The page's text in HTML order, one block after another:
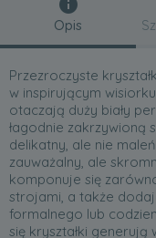
Opis
Przezroczyste
w inspirującym
otaczają duży biały
łagodnie zakrzywioną
delikatny, ale nie
zauważalny, ale
komponuje się
strojami, a także
formalnego lub
się kryształki generują